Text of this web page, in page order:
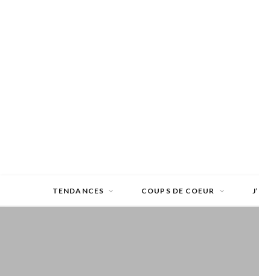
TENDANCES COUPS DE COEUR